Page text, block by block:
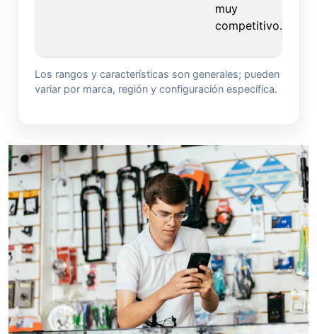
muy
competitivo.
Los rangos y características son generales; pueden
variar por marca, región y configuración específica.